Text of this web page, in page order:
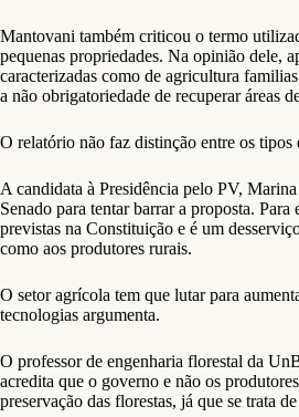
Mantovani também criticou o termo
pequenas propriedades. Na opinião dele,
caracterizadas como de agricultura
a não obrigatoriedade de recuperar áreas
O relatório não faz distinção entre os tipos
A candidata à Presidência pelo PV,
Senado para tentar barrar a proposta. Para
previstas na Constituição e é um
como aos produtores rurais.
O setor agrícola tem que lutar para
tecnologias argumenta.
O professor de engenharia florestal da
acredita que o governo e não os
preservação das florestas, já que se trata